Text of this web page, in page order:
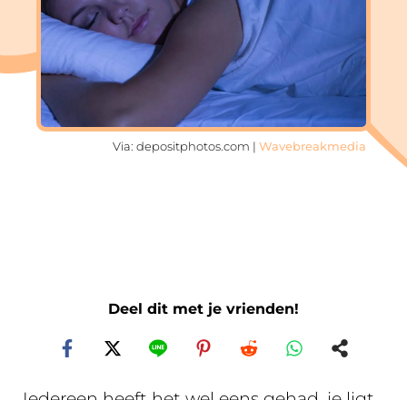
Via: depositphotos.com | Wavebreakmedia
Deel dit met je vrienden!